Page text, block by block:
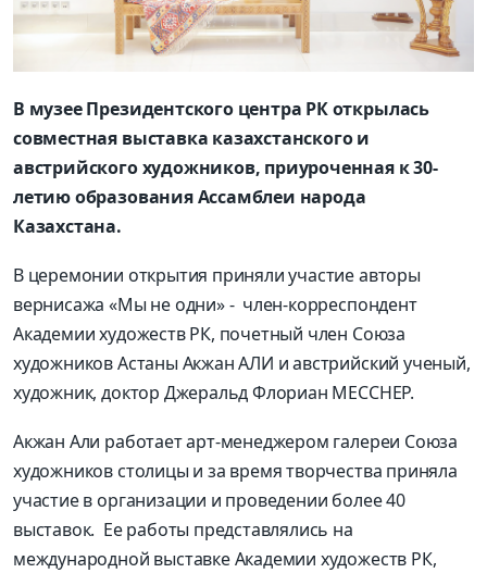
В музее Президентского центра РК открылась
совместная выставка казахстанского и
австрийского художников, приуроченная к 30-
летию образования Ассамблеи народа
Казахстана.
В церемонии открытия приняли участие авторы
вернисажа «Мы не одни» - член-корреспондент
Академии художеств РК, почетный член Союза
художников Астаны Акжан АЛИ и австрийский ученый,
художник, доктор Джеральд Флориан МЕССНЕР.
Акжан Али работает арт-менеджером галереи Союза
художников столицы и за время творчества приняла
участие в организации и проведении более 40
выставок. Ее работы представлялись на
международной выставке Академии художеств РК,